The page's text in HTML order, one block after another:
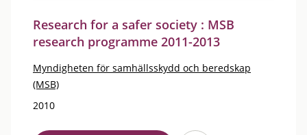
Research for a safer society : MSB
research programme 2011-2013
Myndigheten för samhällsskydd och beredskap
(MSB)
2010